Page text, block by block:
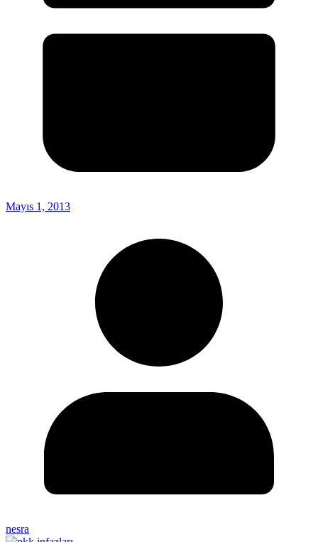
Mayıs 1, 2013
nesra